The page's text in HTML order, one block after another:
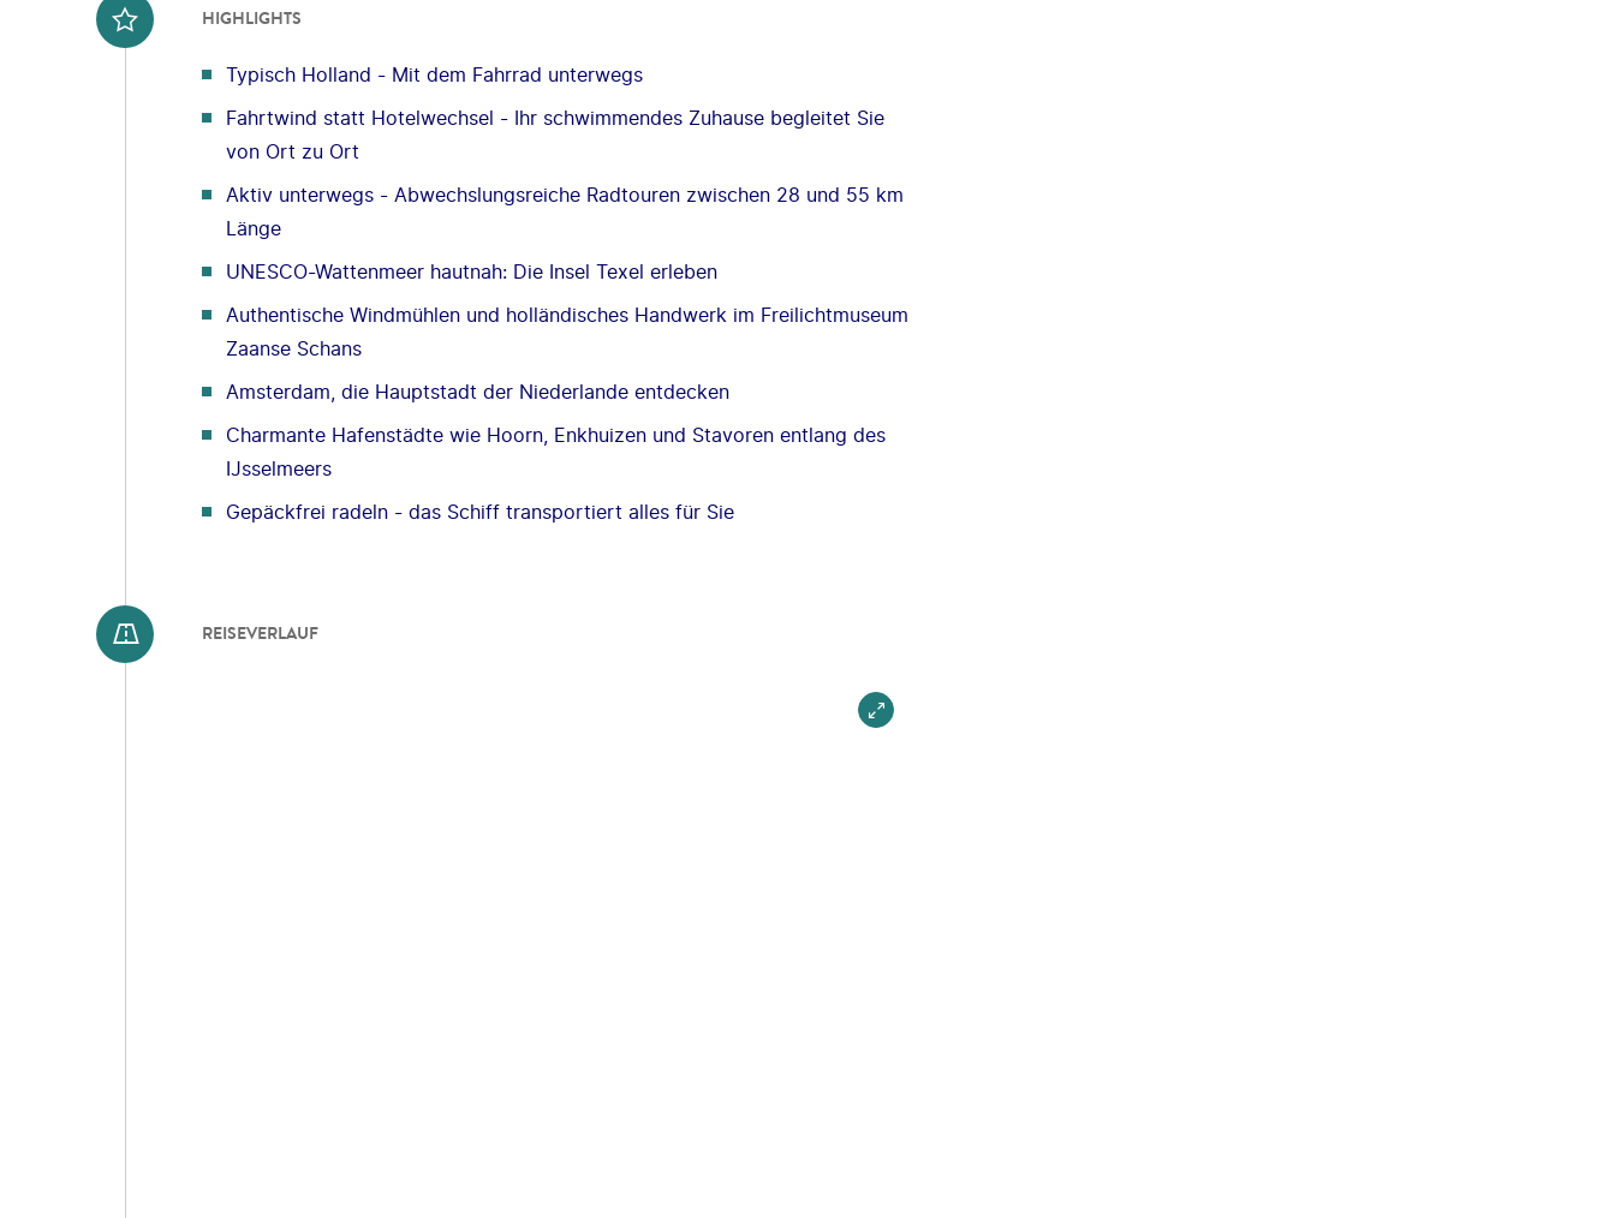
HIGHLIGHTS
Typisch Holland - Mit dem Fahrrad unterwegs
Fahrtwind statt Hotelwechsel - Ihr schwimmendes Zuhause begleitet Sie
von Ort zu Ort
Aktiv unterwegs - Abwechslungsreiche Radtouren zwischen 28 und 55 km
Länge
UNESCO-Wattenmeer hautnah: Die Insel Texel erleben
Authentische Windmühlen und holländisches Handwerk im Freilichtmuseum
Zaanse Schans
Amsterdam, die Hauptstadt der Niederlande entdecken
Charmante Hafenstädte wie Hoorn, Enkhuizen und Stavoren entlang des
IJsselmeers
Gepäckfrei radeln - das Schiff transportiert alles für Sie
REISEVERLAUF